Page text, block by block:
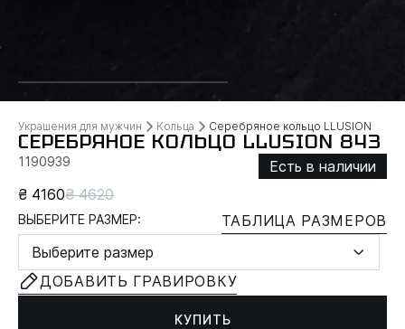
Украшения для мужчин Кольца Серебряное кольцо LLUSION
СЕРЕБРЯНОЕ КОЛЬЦО LLUSION 843
1190939
Есть в наличии
₴ 4160₴ 4620
ВЫБЕРИТЕ РАЗМЕР:
ТАБЛИЦА РАЗМЕРОВ
Выберите размер
ДОБАВИТЬ ГРАВИРОВКУ
КУПИТЬ